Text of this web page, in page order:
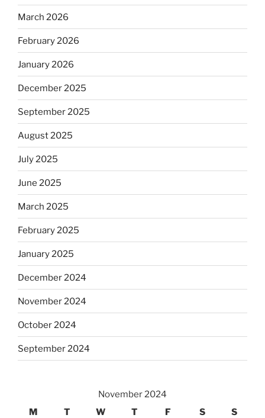
March 2026
February 2026
January 2026
December 2025
September 2025
August 2025
July 2025
June 2025
March 2025
February 2025
January 2025
December 2024
November 2024
October 2024
September 2024
November 2024
M
T W T F S S